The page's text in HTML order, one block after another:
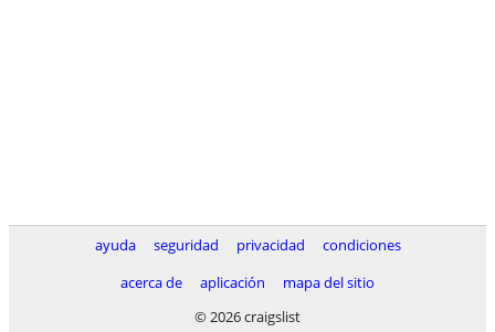
ayuda seguridad privacidad
condiciones
acerca de
aplicación
mapa del sitio
© 2026 craigslist